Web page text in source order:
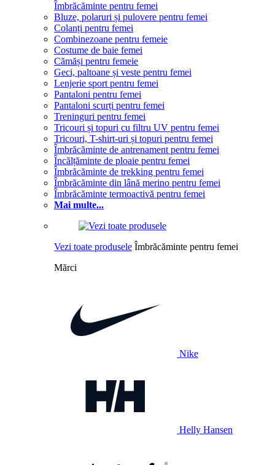
Îmbrăcăminte pentru femei
Bluze, polaruri și pulovere pentru femei
Colanți pentru femei
Combinezoane pentru femeie
Costume de baie femei
Cămăși pentru femeie
Geci, paltoane și veste pentru femei
Lenjerie sport pentru femei
Pantaloni pentru femei
Pantaloni scurți pentru femei
Treninguri pentru femei
Tricouri și topuri cu filtru UV pentru femei
Tricouri, T-shirt-uri și topuri pentru femei
Îmbrăcăminte de antrenament pentru femei
Încălțăminte de ploaie pentru femei
Îmbrăcăminte de trekking pentru femei
Îmbrăcăminte din lână merino pentru femei
Îmbrăcăminte termoactivă pentru femei
Mai multe...
Vezi toate produsele Îmbrăcăminte pentru femei
Mărci
Nike
Helly Hansen